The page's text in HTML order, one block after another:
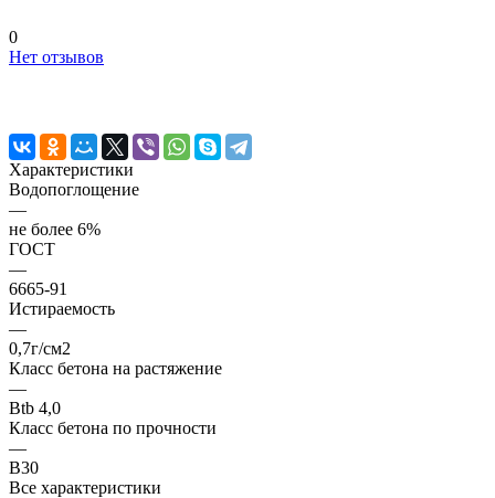
0
Нет отзывов
Характеристики
Водопоглощение
—
не более 6%
ГОСТ
—
6665-91
Истираемость
—
0,7г/см2
Класс бетона на растяжение
—
Btb 4,0
Класс бетона по прочности
—
B30
Все характеристики